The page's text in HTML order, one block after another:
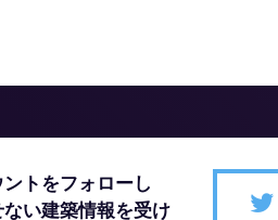
トをフォローし
ない建築情報を受け